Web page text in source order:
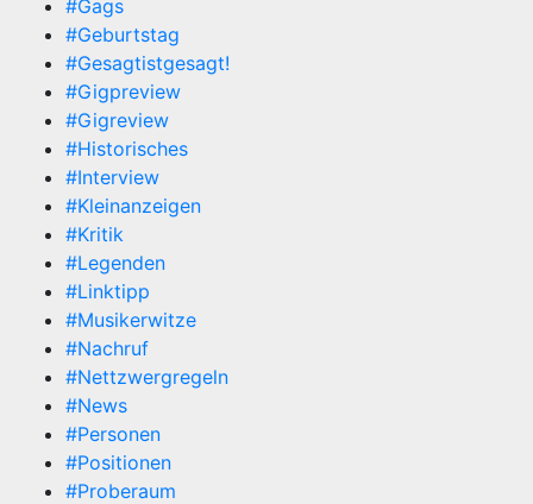
#Gags
#Geburtstag
#Gesagtistgesagt!
#Gigpreview
#Gigreview
#Historisches
#Interview
#Kleinanzeigen
#Kritik
#Legenden
#Linktipp
#Musikerwitze
#Nachruf
#Nettzwergregeln
#News
#Personen
#Positionen
#Proberaum